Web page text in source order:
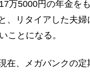
万5000円の年金を
、リタイアした夫婦
ことになる。
在、メガバンクの定